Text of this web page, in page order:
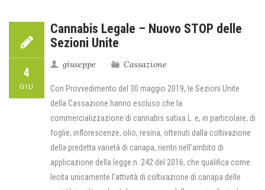
4
GIU
Cannabis Legale – Nuovo STOP delle
Sezioni Unite
giuseppe Cassazione
Con Provvedimento del 30 maggio 2019, le Sezioni Unite
della Cassazione hanno escluso che la
commercializzazione di cannabis sativa L. e, in particolare, di
foglie, inflorescenze, olio, resina, ottenuti dalla coltivazione
della predetta varietà di canapa, rientri nell’ambito di
applicazione della legge n. 242 del 2016, che qualifica come
lecita unicamente l’attività di coltivazione di canapa delle